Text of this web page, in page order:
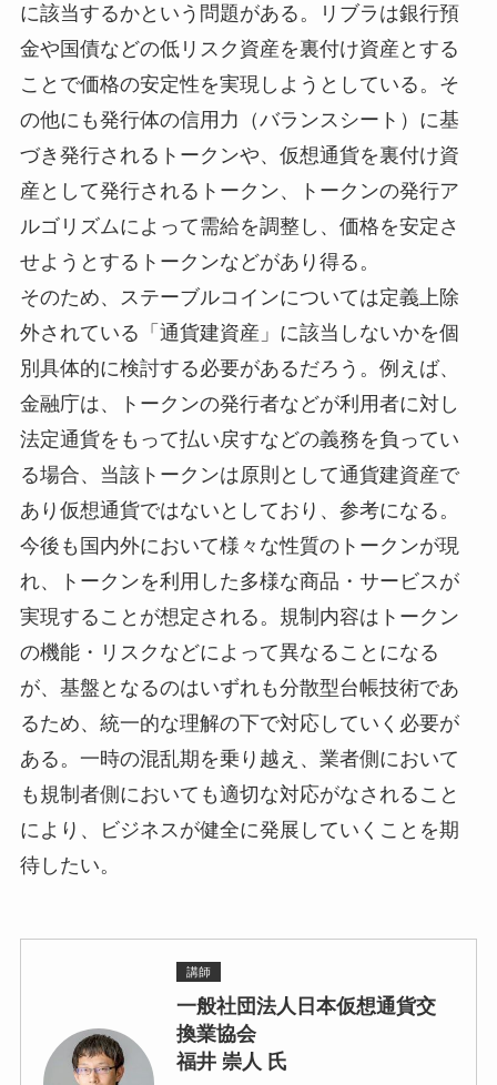
に該当するかという問題がある。リブラは銀行預
金や国債などの低リスク資産を裏付け資産とする
ことで価格の安定性を実現しようとしている。そ
の他にも発行体の信用力（バランスシート）に基
づき発行されるトークンや、仮想通貨を裏付け資
産として発行されるトークン、トークンの発行ア
ルゴリズムによって需給を調整し、価格を安定さ
せようとするトークンなどがあり得る。
そのため、ステーブルコインについては定義上除
外されている「通貨建資産」に該当しないかを個
別具体的に検討する必要があるだろう。例えば、
金融庁は、トークンの発行者などが利用者に対し
法定通貨をもって払い戻すなどの義務を負ってい
る場合、当該トークンは原則として通貨建資産で
あり仮想通貨ではないとしており、参考になる。
今後も国内外において様々な性質のトークンが現
れ、トークンを利用した多様な商品・サービスが
実現することが想定される。規制内容はトークン
の機能・リスクなどによって異なることになる
が、基盤となるのはいずれも分散型台帳技術であ
るため、統一的な理解の下で対応していく必要が
ある。一時の混乱期を乗り越え、業者側において
も規制者側においても適切な対応がなされること
により、ビジネスが健全に発展していくことを期
待したい。
講師
一般社団法人日本仮想通貨交
換業協会
福井 崇人 氏